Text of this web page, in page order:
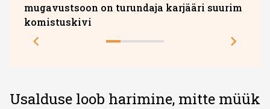
mugavustsoon on turundaja karjääri suurim
komistuskivi
Usalduse loob harimine, mitte müük